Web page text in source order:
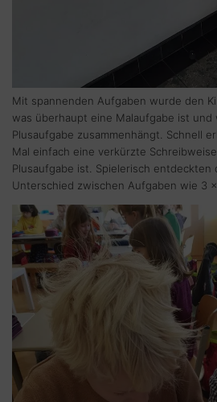
Mit spannenden Aufgaben wurde den
was überhaupt eine Malaufgabe ist
Plusaufgabe zusammenhängt. Schnell
Mal einfach eine verkürzte
Plusaufgabe ist. Spielerisch entdeckten
Unterschied zwischen Aufgaben wie 3